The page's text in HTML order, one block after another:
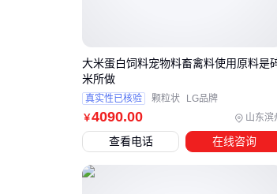
￥4090.00 山东滨
大米蛋白饲料宠物料畜禽料使用原料是
米所做
真实性已核验 颗粒状 LG品牌
查看电话 在线咨询